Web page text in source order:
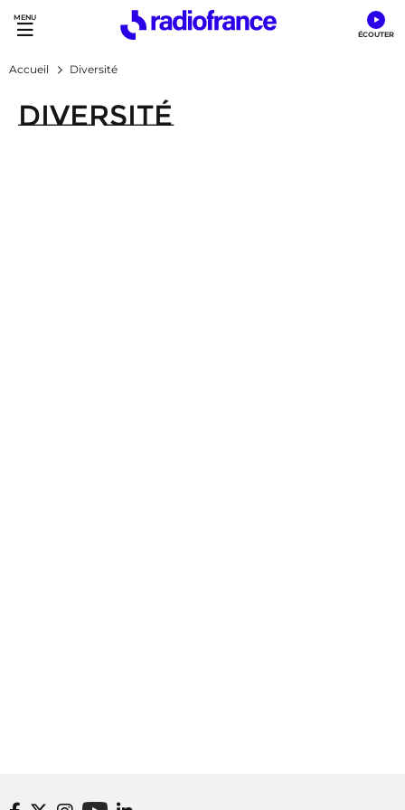
Accès direct :
Menu principal
Contenu
Accueil Diversité
Diversité